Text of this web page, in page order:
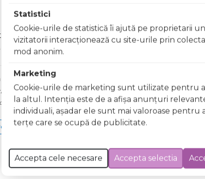
În caz de contact, clătiți imediat cu apă din
un specialist Nu aplicați lacul pe unghii
caz de ingerare accidentală, consultați imediat
păstra informațiile actualizate. Excepții pentru care informațiile
acestuia, fără a ne informa în prealabil. În cazul apariției unor
pentru Lac unghii Gel Effect GE83 Delicate Sherbet Wild & Mild, 12ml a
Statistici
Cookie-urile de statistică îi ajută pe proprietarii
vizitatorii interacţionează cu site-urile prin
mod anonim.
Marketing
Cookie-urile de marketing sunt utilizate pentru
la altul. Intenţia este de a afişa anunţuri
individuali, aşadar ele sunt mai valoroase
terţe care se ocupă de publicitate.
Accepta cele necesare Accepta selectia